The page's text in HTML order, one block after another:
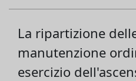
La ripartizione
manutenzione
esercizio